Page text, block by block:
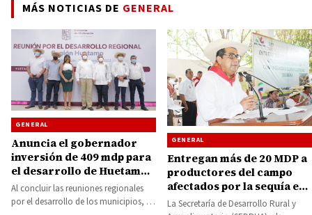
MÁS NOTICIAS DE GENERAL
GENERAL
Anuncia el gobernador
inversión de 409 mdp para
el desarrollo de Huetamo,
Carácuaro, San Lucas,
Churumuco, Tiquicheo y
Al concluir las reuniones regionales
por el desarrollo de los municipios, el
GENERAL
Entregan más de 20 MDP a
productores del campo
afectados por la sequía en
Huetamo y San Lucas
La Secretaría de Desarrollo Rural y